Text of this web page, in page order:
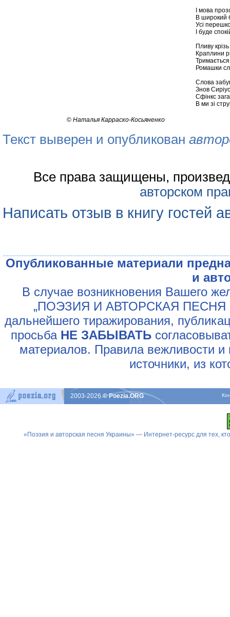
І мова
В широкий
Усі
І буде
Пливу
Краплини
Ромашки
Слова
Знов
Сфінкс
В ми зі
© Наталья Карраско-Косьяненко
Текст выверен и опубликован
Все права защищены,
авторском
Написать отзыв в книгу гостей
Опубликованные материали
и
В случае возникновения Вашего
„ПОЭЗИЯ И АВТОРСКАЯ ПЕСНЯ
дальнейшего тиражирования,
просьба НЕ ЗАБЫВАТЬ
материалов. Правила вежливости и
источники, из
2003-2026© Poezia.ORG
«Поэзия и авторская песня Украины» — Интернет-ресурс для тех,